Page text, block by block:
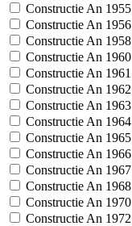
Constructie An 1955
Constructie An 1956
Constructie An 1958
Constructie An 1960
Constructie An 1961
Constructie An 1962
Constructie An 1963
Constructie An 1964
Constructie An 1965
Constructie An 1966
Constructie An 1967
Constructie An 1968
Constructie An 1970
Constructie An 1972